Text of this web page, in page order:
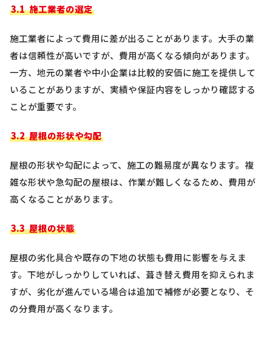
3.1施工業者の選定
施工業者によって費用に差が出ることがあります。大手の業
者は信頼性が高いですが、費用が高くなる傾向があります。
一方、地元の業者や中小企業は比較的安価に施工を提供して
いることがありますが、実績や保証内容をしっかり確認する
ことが重要です。
3.2屋根の形状や勾配
屋根の形状や勾配によって、施工の難易度が異なります。複
雑な形状や急勾配の屋根は、作業が難しくなるため、費用が
高くなることがあります。
3.3屋根の状態
屋根の劣化具合や既存の下地の状態も費用に影響を与えま
す。下地がしっかりしていれば、葺き替え費用を抑えられま
すが、劣化が進んでいる場合は追加で補修が必要となり、そ
の分費用が高くなります。